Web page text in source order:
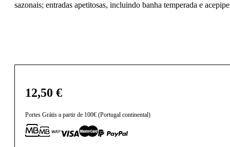
sazonais; entradas apetitosas, incluindo banha temperada e
12,50 €
Portes Grátis a partir de 100€ (Portugal continental)